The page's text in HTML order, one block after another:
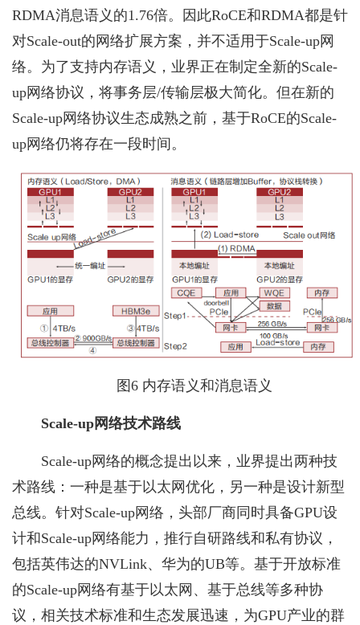
RDMA消息语义的1.76倍。因此RoCE和RDMA都是针
对Scale-out的网络扩展方案，并不适用于Scale-up网
络。为了支持内存语义，业界正在制定全新的Scale-
up网络协议，将事务层/传输层极大简化。但在新的
Scale-up网络协议生态成熟之前，基于RoCE的Scale-
up网络仍将存在一段时间。
图6 内存语义和消息语义
Scale-up网络技术路线
Scale-up网络的概念提出以来，业界提出两种技
术路线：一种是基于以太网优化，另一种是设计新型
总线。针对Scale-up网络，头部厂商同时具备GPU设
计和Scale-up网络能力，推行自研路线和私有协议，
包括英伟达的NVLink、华为的UB等。基于开放标准
的Scale-up网络有基于以太网、基于总线等多种协
议，相关技术标准和生态发展迅速，为GPU产业的群